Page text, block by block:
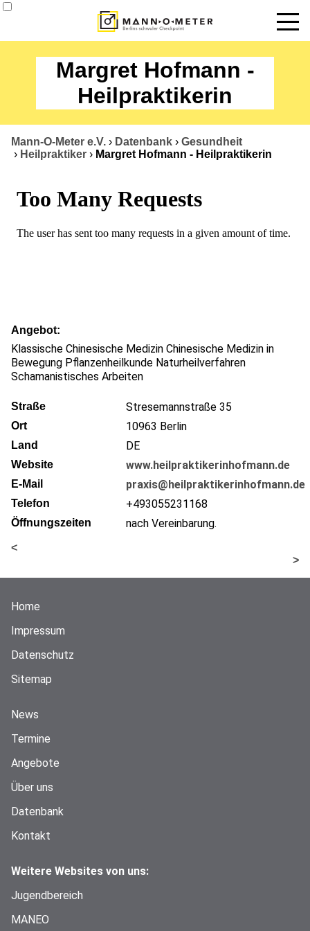
Termine
Über uns
Kontakt
Margret Hofmann -
Heilpraktikerin
Mann-O-Meter e.V. › Datenbank › Gesundheit
› Heilpraktiker › Margret Hofmann - Heilpraktikerin
Angebot
Klassische Chinesische Medizin Chinesische Medizin in
Bewegung Pflanzenheilkunde Naturheilverfahren
Schamanistisches Arbeiten
Straße Stresemannstraße 35
Ort 10963 Berlin
Land DE
Website www.heilpraktikerinhofmann.de
E-Mail praxis@heilpraktikerinhofmann.de
Telefon +493055231168
Öffnungszeiten nach Vereinbarung.
<
>
Home
Impressum
Datenschutz
Sitemap
News
Termine
Angebote
Über uns
Datenbank
Kontakt
Weitere Websites von uns:
Jugendbereich
MANEO